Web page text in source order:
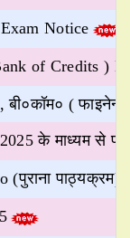
Notice
of Credits )
( फाइनेन्स
2025 के माध्यम से
(पुराना